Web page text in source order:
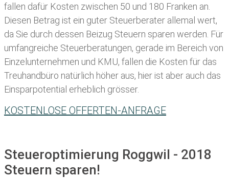
fallen dafür Kosten zwischen 50 und 180 Franken an.
Diesen Betrag ist ein guter Steuerberater allemal wert,
da Sie durch dessen Beizug Steuern sparen werden. Für
umfangreiche Steuerberatungen, gerade im Bereich von
Einzelunternehmen und KMU, fallen die Kosten für das
Treuhandbüro natürlich höher aus, hier ist aber auch das
Einsparpotential erheblich grösser.
KOSTENLOSE OFFERTEN-ANFRAGE
Steueroptimierung Roggwil - 2018
Steuern sparen!